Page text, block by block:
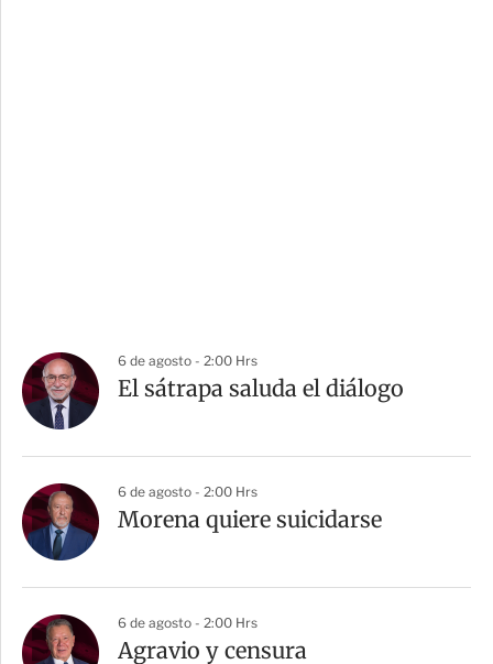
6 de agosto - 2:00 Hrs
El sátrapa saluda el diálogo
6 de agosto - 2:00 Hrs
Morena quiere suicidarse
6 de agosto - 2:00 Hrs
Agravio y censura